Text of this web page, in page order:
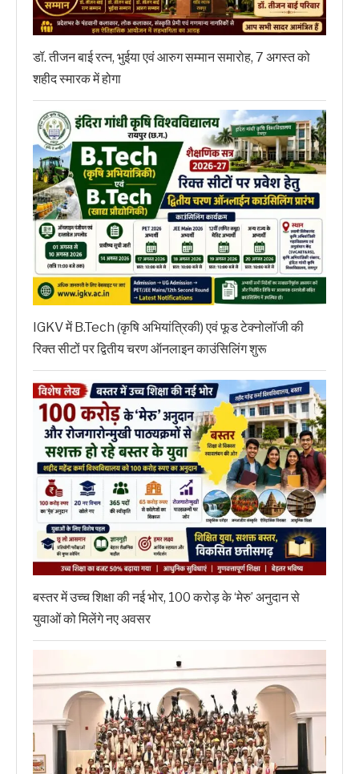
डॉ. तीजन बाई रत्न, भुईया एवं आरुग सम्मान समारोह, 7 अगस्त को
शहीद स्मारक में होगा
IGKV में B.Tech (कृषि अभियांत्रिकी) एवं फूड टेक्नोलॉजी की
रिक्त सीटों पर द्वितीय चरण ऑनलाइन काउंसिलिंग शुरू
बस्तर में उच्च शिक्षा की नई भोर, 100 करोड़ के ‘मेरु’ अनुदान से
युवाओं को मिलेंगे नए अवसर